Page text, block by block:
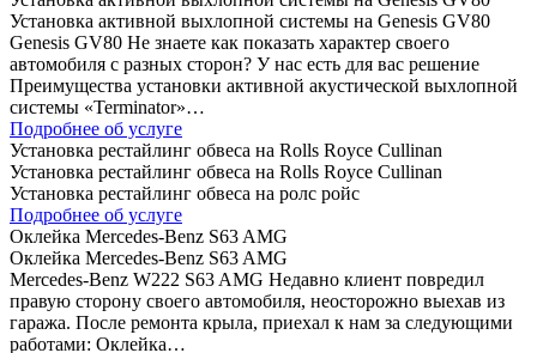
Установка активной выхлопной системы на Genesis GV80
Genesis GV80 Не знаете как показать характер своего
автомобиля с разных сторон? У нас есть для вас решение
Преимущества установки активной акустической выхлопной
системы «Terminator»…
Подробнее об услуге
Установка рестайлинг обвеса на Rolls Royce Cullinan
Установка рестайлинг обвеса на Rolls Royce Cullinan
Установка рестайлинг обвеса на ролс ройс
Подробнее об услуге
Оклейка Mercedes-Benz S63 AMG
Оклейка Mercedes-Benz S63 AMG
Mercedes-Benz W222 S63 AMG Недавно клиент повредил
правую сторону своего автомобиля, неосторожно выехав из
гаража. После ремонта крыла, приехал к нам за следующими
работами: Оклейка…